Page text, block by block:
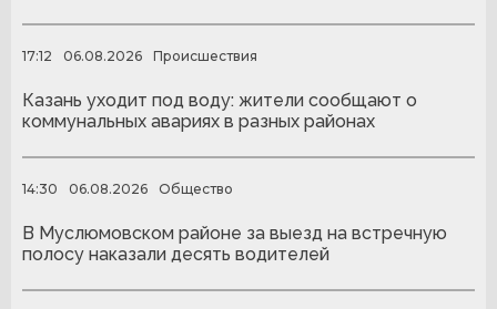
17:12 06.08.2026 Происшествия
Казань уходит под воду: жители сообщают о
коммунальных авариях в разных районах
14:30 06.08.2026 Общество
В Муслюмовском районе за выезд на встречную
полосу наказали десять водителей